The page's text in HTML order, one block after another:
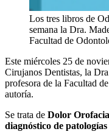
Los tres libros de
semana la Dra.
Facultad de
Este miércoles 25 de
Cirujanos Dentistas, la
profesora de la Facultad
autoría.
Se trata de Dolor
diagnóstico de